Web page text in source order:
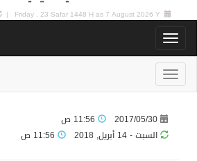
Friday , 23 Safar 1448 H as7 August 2026 Y |
2017/05/30
السبت - 14 أبريل, 2018